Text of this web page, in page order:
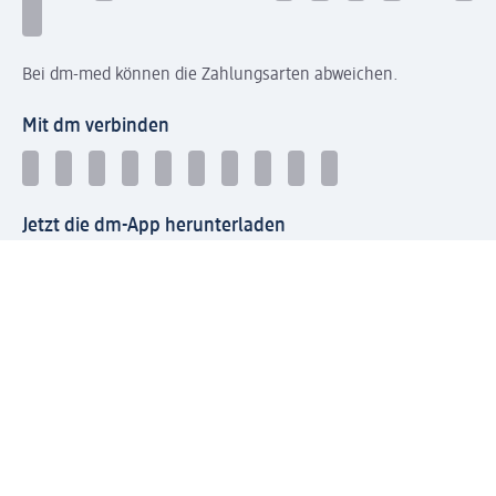
Bei dm-med können die Zahlungsarten abweichen.
Mit dm verbinden
Jetzt die dm-App herunterladen